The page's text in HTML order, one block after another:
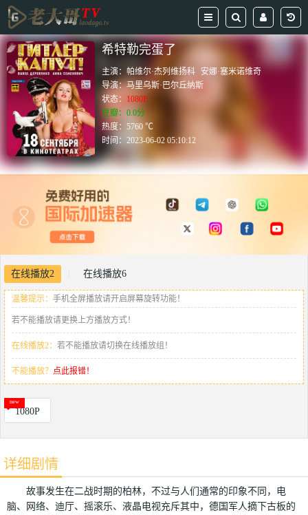
希特勒完蛋了
主演：帕维尔·杰列维扬科
安娜·塞米诺维奇
导演：马里乌斯·巴尔丘纳斯
状态： 1080P
豆瓣：0.0分
热度：5760 ℃
时间：2023-06-02 05:10:12
在线播放2 在线播放6
温馨提示： 手机全屏播放请开启屏幕旋转功能！
若不能播放请更换上方播放方式！
在线播放2： 若不能播放请切换在线播放组！
不能播放？ 点此报错！
1080P
详细剧情
故事发生在二战时期的柏林，不过与人们通常的印象不同，电
脑、网络、迪厅、摇滚乐、液晶电视充斥其中，德国军人摘下古板的